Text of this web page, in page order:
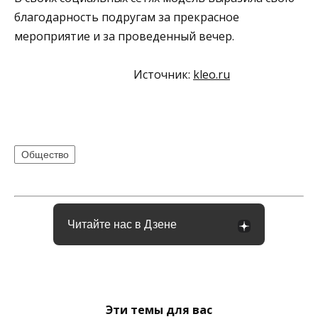
благодарность подругам за прекрасное
мероприятие и за проведенный вечер.
Источник: kleo.ru
Общество
Читайте нас в Дзене
Эти темы для вас